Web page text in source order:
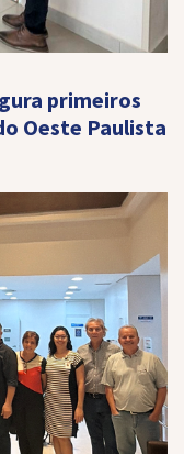
primeiros
Oeste Paulista